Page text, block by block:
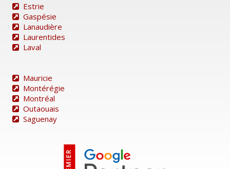
Estrie
Gaspésie
Lanaudière
Laurentides
Laval
Mauricie
Montérégie
Montréal
Outaouais
Saguenay